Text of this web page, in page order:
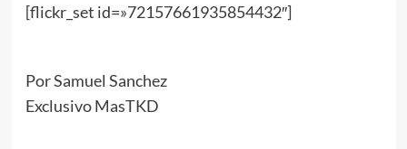
[flickr_set id=»72157661935854432″]
Por Samuel Sanchez
Exclusivo MasTKD